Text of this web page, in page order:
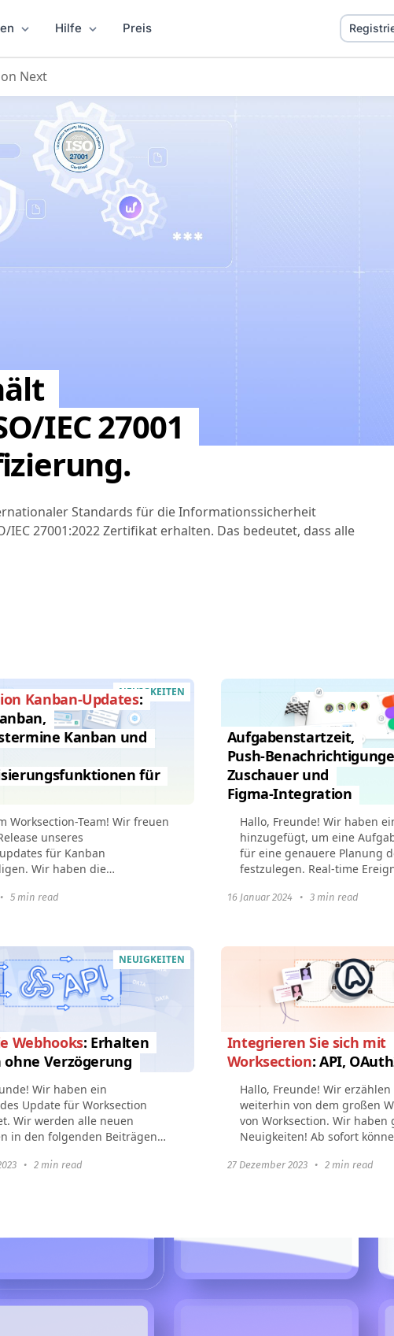
Hilfe Preis
Next
IEC 27001
Standards für die Informationssicherheit
27001:2022 Zertifikat erhalten. Das bedeutet, dass alle
NEUIGKEITEN
Kanban-Updates:
Kanban und
für
Worksection-Team! Wir freuen
unseres
für Kanban
Wir haben die
hinzugefügt, das Tool an
• 5 min read
Aufgabenstartzeit,
Push-
Zuschauer und
Figma-Integration
Hallo, Freunde! Wir haben
hinzugefügt, um eine
für eine genauere Planung
festzulegen. Real-time
Interaktionen...
16 Januar 2024 • 3 min read
NEUIGKEITEN
Webhooks: Erhalten
ohne Verzögerung
Wir haben ein
Update für Worksection
Wir werden alle neuen
in den folgenden Beiträgen
und nützlich...
• 2 min read
Integrieren Sie sich mit
Worksection: API,
Hallo, Freunde! Wir
weiterhin von dem großen
von Worksection. Wir haben
Neuigkeiten! Ab sofort
indem Sie {Ihre...
27 Dezember 2023 • 2 min read